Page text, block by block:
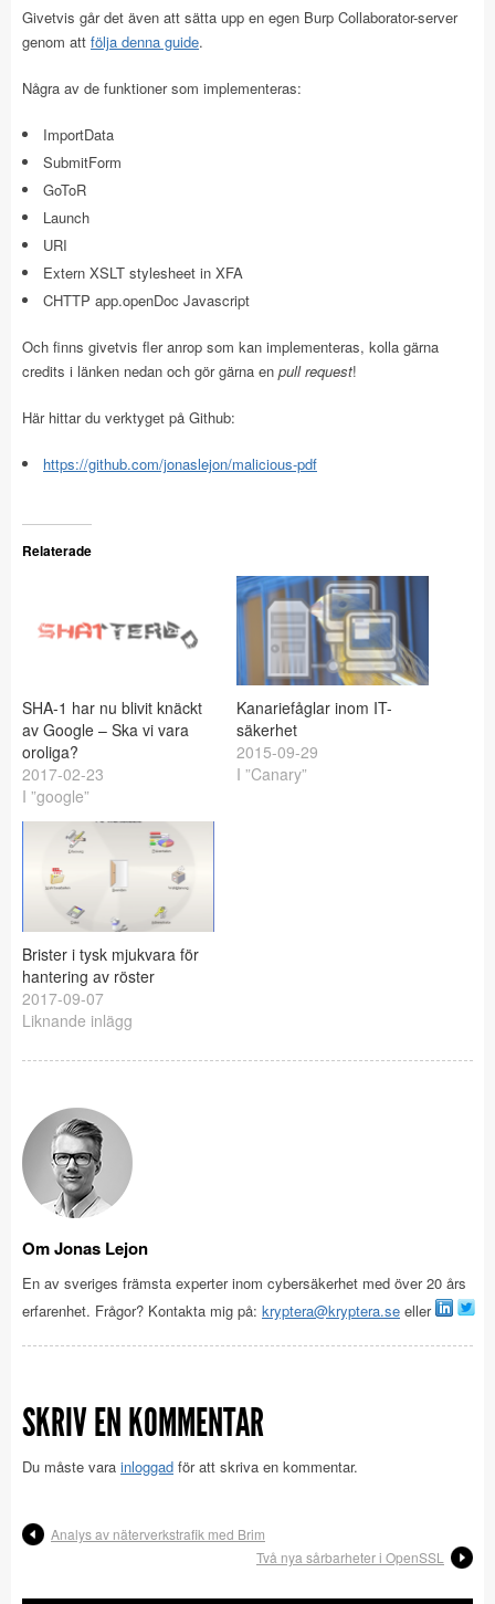
Givetvis går det även att sätta upp en egen Burp Collaborator-server
genom att följa denna guide.
Några av de funktioner som implementeras:
ImportData
SubmitForm
GoToR
Launch
URI
Extern XSLT stylesheet in XFA
CHTTP app.openDoc Javascript
Och finns givetvis fler anrop som kan implementeras, kolla gärna
credits i länken nedan och gör gärna en pull request!
Här hittar du verktyget på Github:
https://github.com/jonaslejon/malicious-pdf
Relaterade
SHA-1 har nu blivit knäckt
av Google – Ska vi vara
oroliga?
2017-02-23
I ”google”
Kanariefåglar inom IT-
säkerhet
2015-09-29
I ”Canary”
Brister i tysk mjukvara för
hantering av röster
2017-09-07
Liknande inlägg
Om Jonas Lejon
En av sveriges främsta experter inom cybersäkerhet med över 20 års
erfarenhet. Frågor? Kontakta mig på: kryptera@kryptera.se eller
SKRIV EN KOMMENTAR
Du måste vara inloggad för att skriva en kommentar.
Analys av näterverkstrafik med Brim
Två nya sårbarheter i OpenSSL